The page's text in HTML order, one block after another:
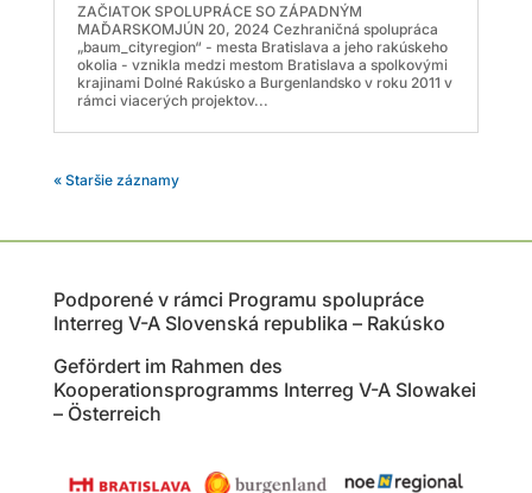
ZAČIATOK SPOLUPRÁCE SO ZÁPADNÝM
MAĎARSKOMJÚN 20, 2024 Cezhraničná spolupráca
„baum_cityregion“ - mesta Bratislava a jeho rakúskeho
okolia - vznikla medzi mestom Bratislava a spolkovými
krajinami Dolné Rakúsko a Burgenlandsko v roku 2011 v
rámci viacerých projektov...
« Staršie záznamy
Podporené v rámci Programu spolupráce
Interreg V-A Slovenská republika – Rakúsko
Gefördert im Rahmen des
Kooperationsprogramms Interreg V-A Slowakei
– Österreich